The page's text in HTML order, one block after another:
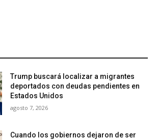
Trump buscará localizar a migrantes
deportados con deudas pendientes en
Estados Unidos
agosto 7, 2026
Cuando los gobiernos dejaron de ser